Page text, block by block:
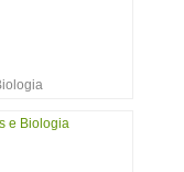
e Biologia